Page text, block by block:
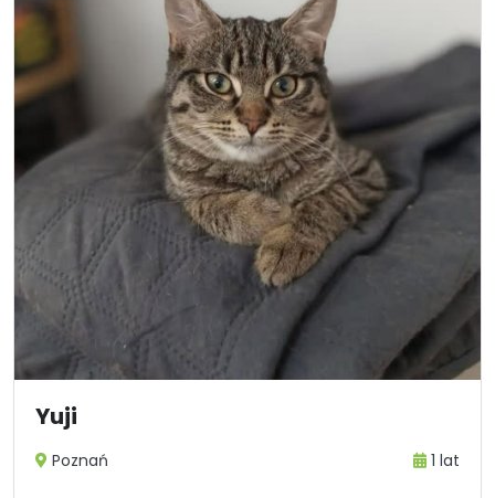
Yuji
Poznań 1 lat